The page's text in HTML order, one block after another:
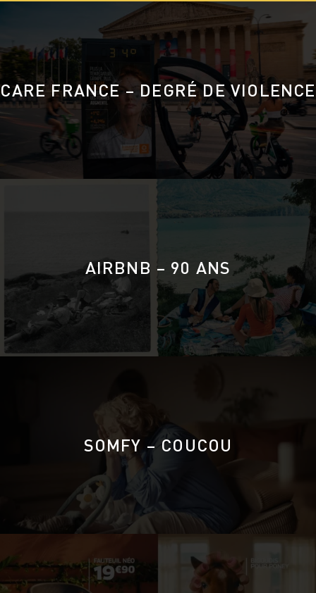
CARE FRANCE – DEGRÉ DE VIOLENCE
AIRBNB – 90 ANS
SOMFY – COUCOU